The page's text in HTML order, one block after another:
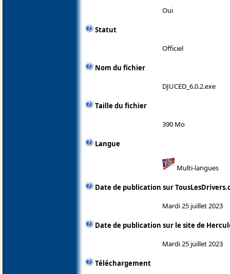
Oui
Statut
Officiel
Nom du fichier
DJUCED_6.0.2.exe
Taille du fichier
390 Mo
Langue
Multi-langues
Date de publication sur
Mardi 25 juillet 2023
Date de publication sur le site de
Mardi 25 juillet 2023
Téléchargement